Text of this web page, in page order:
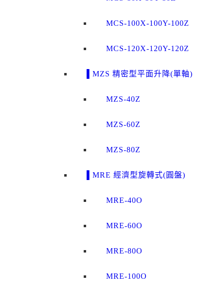
MCS-100X-100Y-100Z
MCS-120X-120Y-120Z
▌MZS 精密型平面升降(單軸)
MZS-40Z
MZS-60Z
MZS-80Z
▌MRE 經濟型旋轉式(圓盤)
MRE-40O
MRE-60O
MRE-80O
MRE-100O